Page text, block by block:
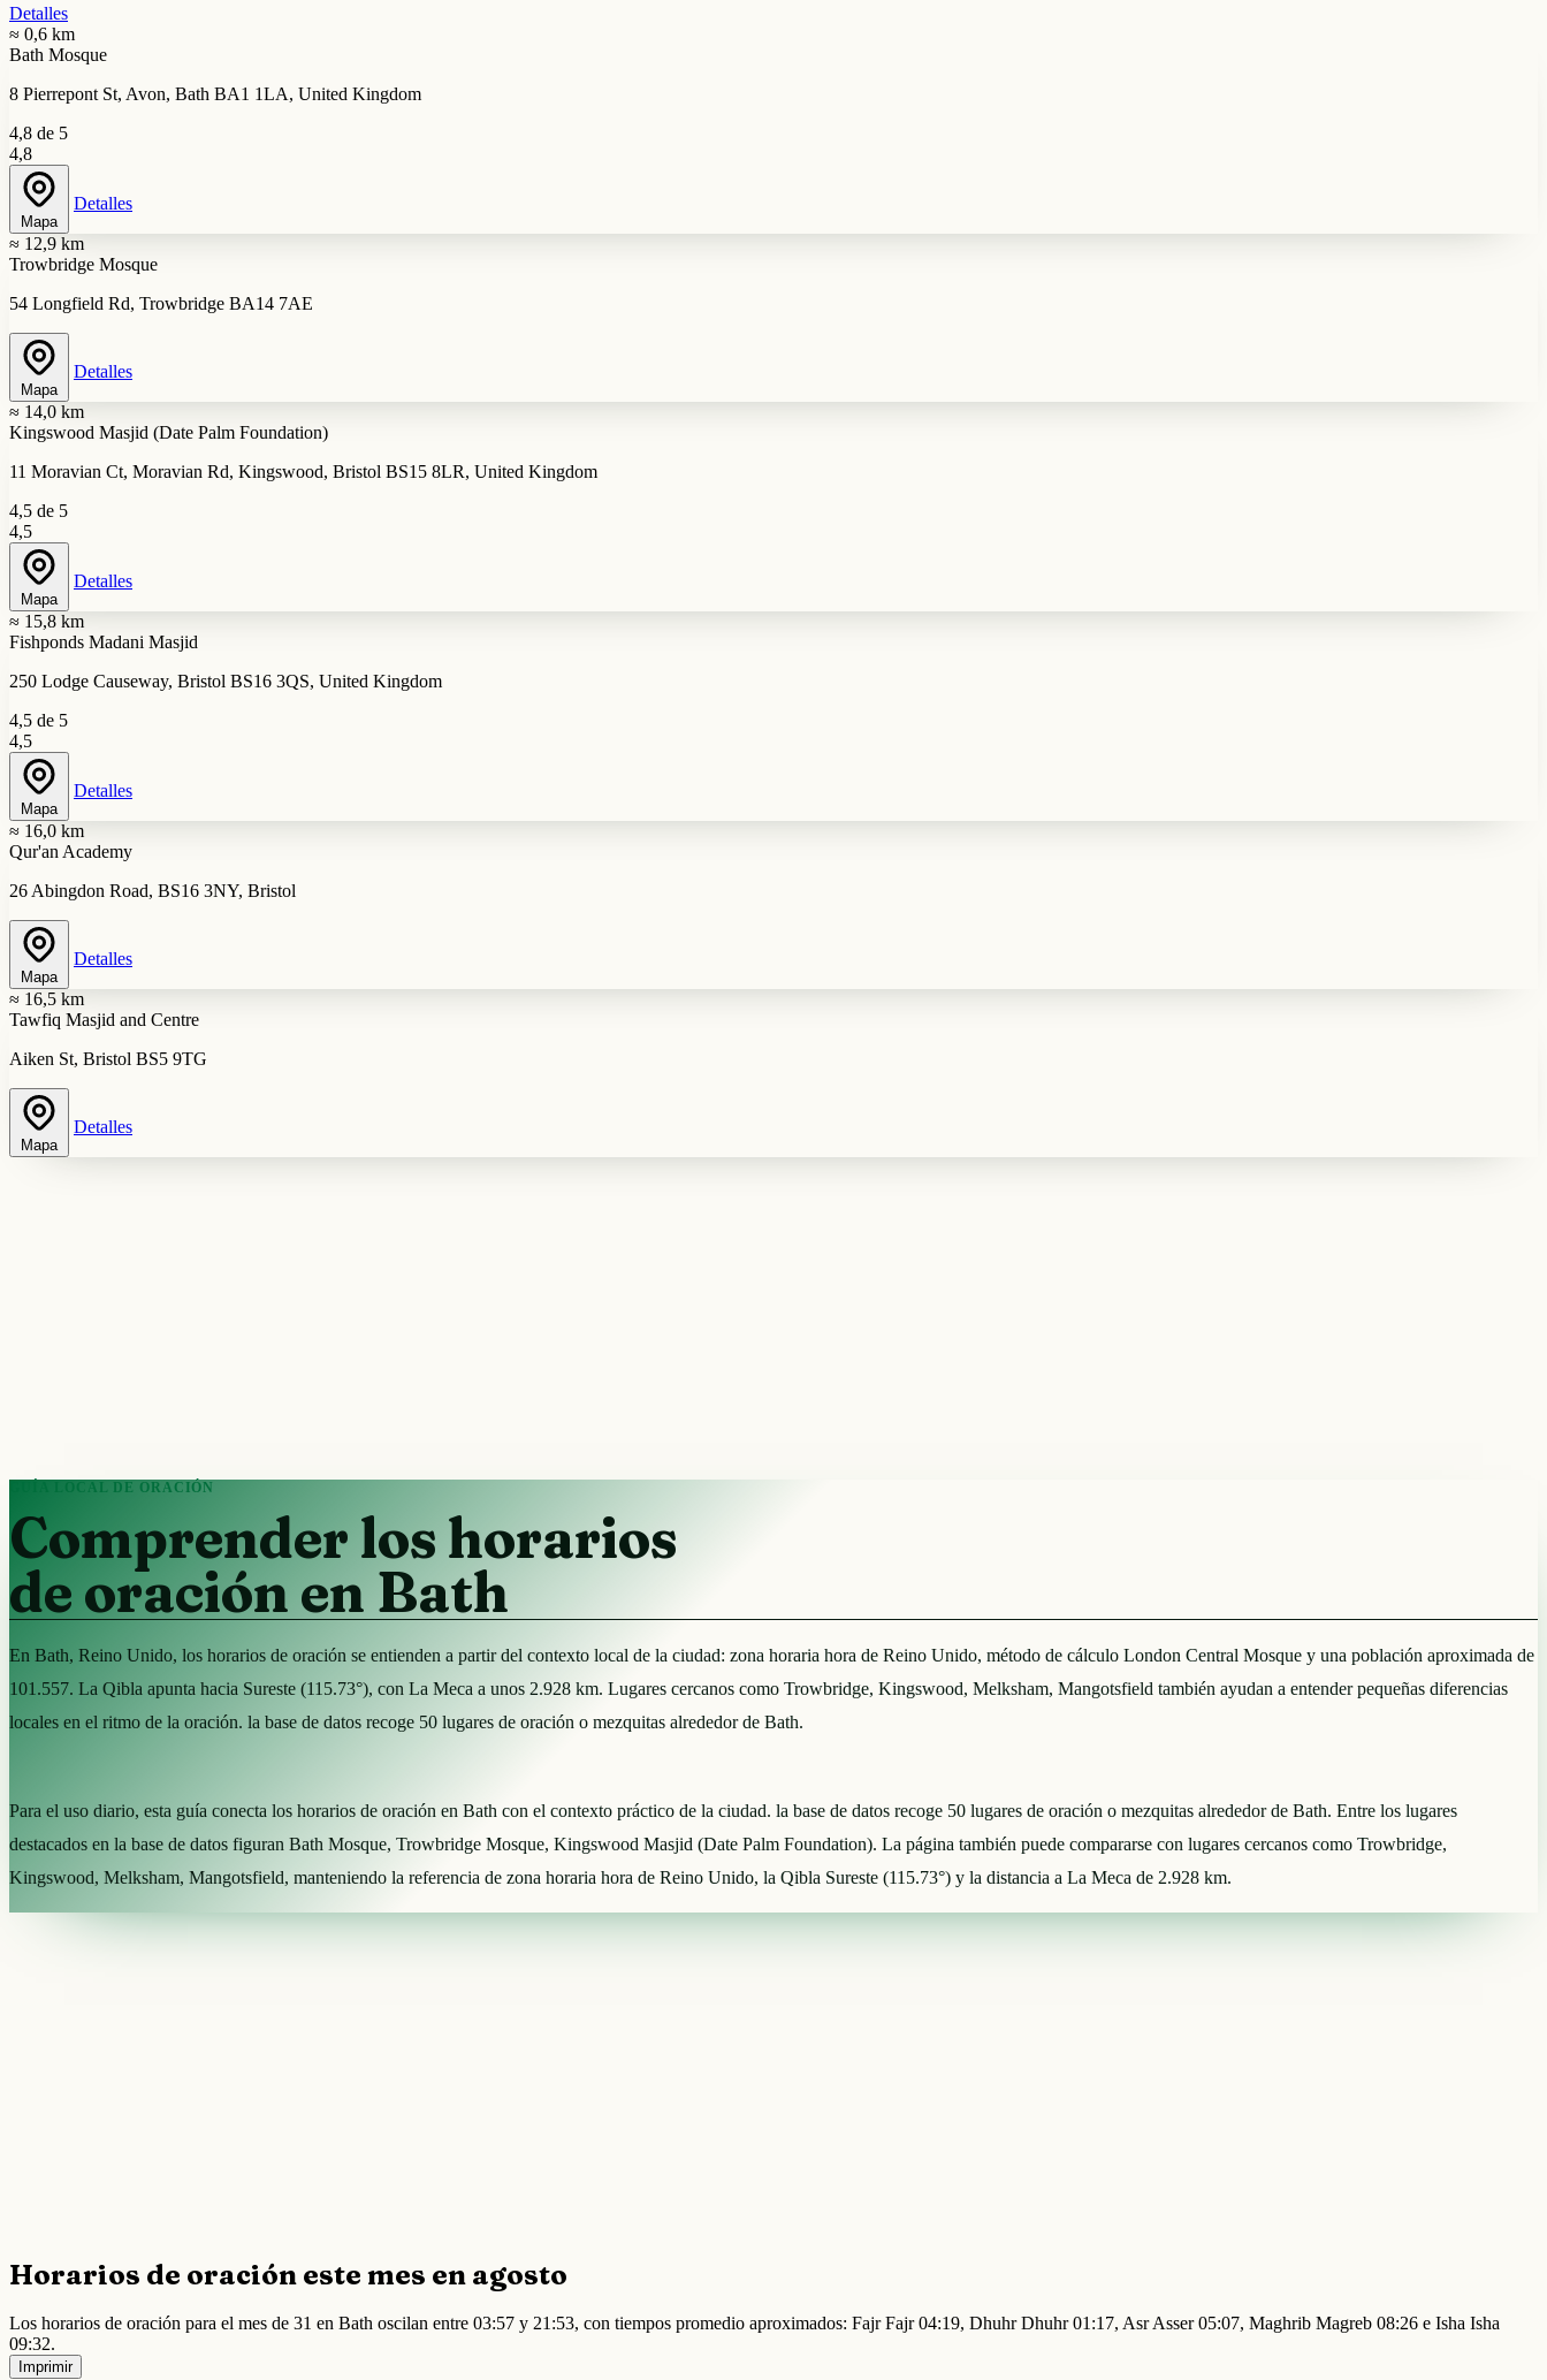
Detalles
≈ 0,6 km
Bath Mosque
8 Pierrepont St, Avon, Bath BA1 1LA, United Kingdom
4,8 de 5
4,8
Mapa
Detalles
≈ 12,9 km
Trowbridge Mosque
54 Longfield Rd, Trowbridge BA14 7AE
Mapa
Detalles
≈ 14,0 km
Kingswood Masjid (Date Palm Foundation)
11 Moravian Ct, Moravian Rd, Kingswood, Bristol BS15 8LR, United Kingdom
4,5 de 5
4,5
Mapa
Detalles
≈ 15,8 km
Fishponds Madani Masjid
250 Lodge Causeway, Bristol BS16 3QS, United Kingdom
4,5 de 5
4,5
Mapa
Detalles
≈ 16,0 km
Qur'an Academy
26 Abingdon Road, BS16 3NY, Bristol
Mapa
Detalles
≈ 16,5 km
Tawfiq Masjid and Centre
Aiken St, Bristol BS5 9TG
Mapa
Detalles
GUÍA LOCAL DE ORACIÓN
Comprender los horarios
de oración en Bath
En Bath, Reino Unido, los horarios de oración se entienden a partir del contexto local de la ciudad: zona horaria hora de Reino Unido, método de cálculo London Central Mosque y una población aproximada de
101.557. La Qibla apunta hacia Sureste (115.73°), con La Meca a unos 2.928 km. Lugares cercanos como Trowbridge, Kingswood, Melksham, Mangotsfield también ayudan a entender pequeñas diferencias
locales en el ritmo de la oración. la base de datos recoge 50 lugares de oración o mezquitas alrededor de Bath.
Para el uso diario, esta guía conecta los horarios de oración en Bath con el contexto práctico de la ciudad. la base de datos recoge 50 lugares de oración o mezquitas alrededor de Bath. Entre los lugares
destacados en la base de datos figuran Bath Mosque, Trowbridge Mosque, Kingswood Masjid (Date Palm Foundation). La página también puede compararse con lugares cercanos como Trowbridge,
Kingswood, Melksham, Mangotsfield, manteniendo la referencia de zona horaria hora de Reino Unido, la Qibla Sureste (115.73°) y la distancia a La Meca de 2.928 km.
Horarios de oración este mes en agosto
Los horarios de oración para el mes de 31 en Bath oscilan entre 03:57 y 21:53, con tiempos promedio aproximados: Fajr Fajr 04:19, Dhuhr Dhuhr 01:17, Asr Asser 05:07, Maghrib Magreb 08:26 e Isha Isha
09:32.
Imprimir